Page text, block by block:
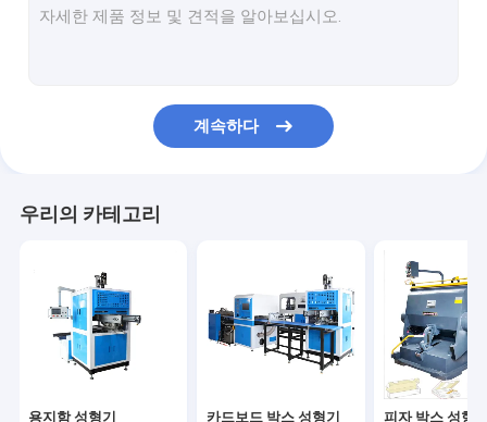
피자 박스 성형기
기계를 만드는 상자를 멀리 가지고
인쇄 상자 제작 기계
계속하다
우리의 카테고리
용지함 성형기 카드보드 박스 성형기 피자 박스 성형